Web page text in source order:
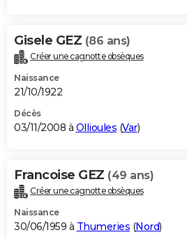
Gisele GEZ (86 ans)
Créer une cagnotte obsèques
Naissance
21/10/1922
Décès
03/11/2008 à Ollioules (Var)
Francoise GEZ (49 ans)
Créer une cagnotte obsèques
Naissance
30/06/1959 à Thumeries (Nord)